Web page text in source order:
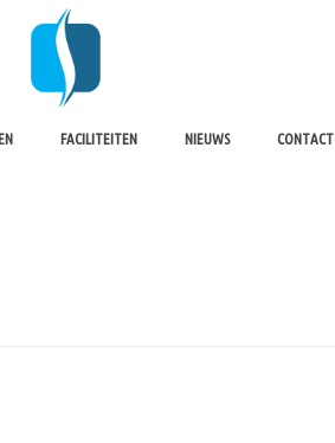
FACILITEITEN NIEUWS CONTACT